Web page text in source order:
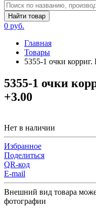
Найти товар
0 руб.
Главная
Товары
5355-1 очки корриг.
5355-1 очки
+3.00
Нет в наличии
Избранное
Поделиться
QR-код
E-mail
Внешний вид товара
фотографии